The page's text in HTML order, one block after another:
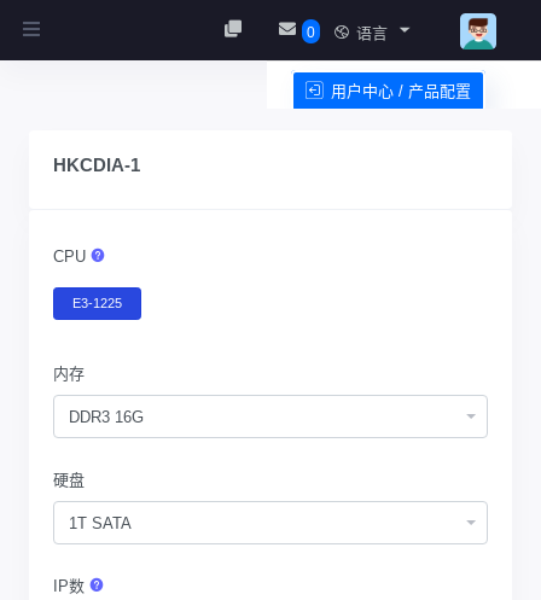
0 语言
用户中心 / 产品配置
HKCDIA-1
CPU
E3-1225
内存
DDR3 16G
硬盘
1T SATA
IP数